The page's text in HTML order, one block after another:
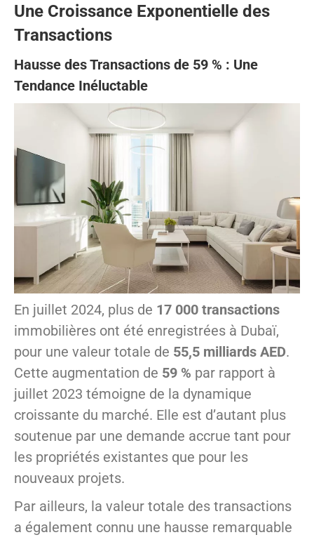
Une Croissance Exponentielle des
Transactions
Hausse des Transactions de 59 % : Une
Tendance Inéluctable
En juillet 2024, plus de 17 000 transactions
immobilières ont été enregistrées à Dubaï,
pour une valeur totale de 55,5 milliards AED.
Cette augmentation de 59 % par rapport à
juillet 2023 témoigne de la dynamique
croissante du marché. Elle est d’autant plus
soutenue par une demande accrue tant pour
les propriétés existantes que pour les
nouveaux projets.
Par ailleurs, la valeur totale des transactions
a également connu une hausse remarquable